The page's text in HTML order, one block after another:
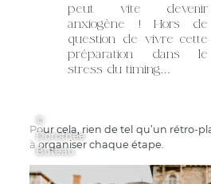
peut vite devenir
anxiogène ! Hors de
question de vivre cette
préparation dans le
stress du timing…
Pour cela, rien de tel qu’un rétro-
à organiser chaque étape.
©
Dorothée
Buteau